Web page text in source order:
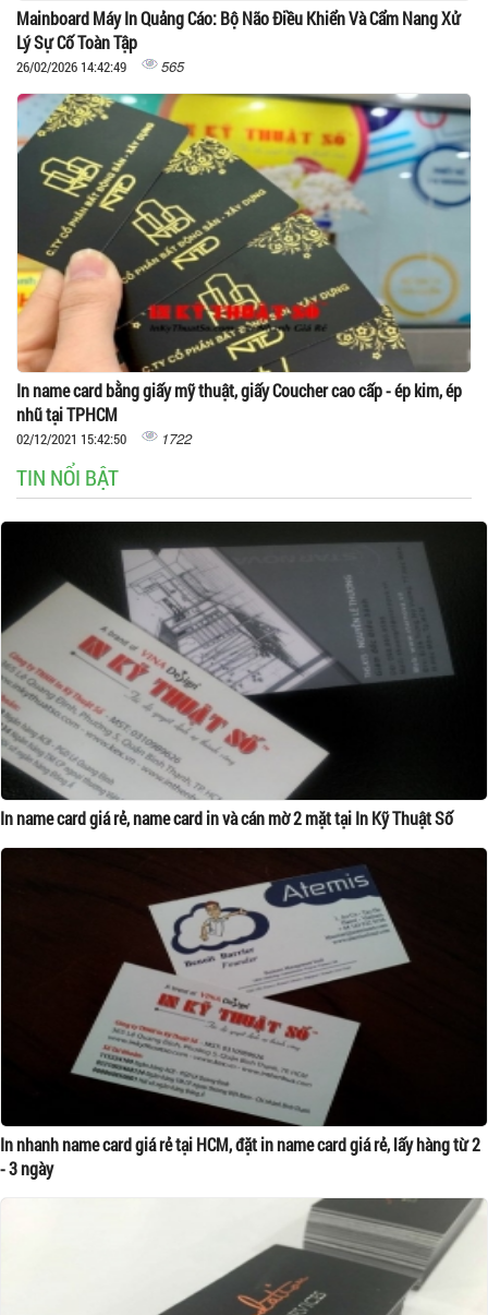
Mainboard Máy In Quảng Cáo: Bộ Não Điều Khiển Và Cẩm Nang Xử
Lý Sự Cố Toàn Tập
26/02/2026 14:42:49 565
In name card bằng giấy mỹ thuật, giấy Coucher cao cấp - ép kim, ép
nhũ tại TPHCM
02/12/2021 15:42:50 1722
TIN NỔI BẬT
In name card giá rẻ, name card in và cán mờ 2 mặt tại In Kỹ Thuật Số
In nhanh name card giá rẻ tại HCM, đặt in name card giá rẻ, lấy hàng từ 2
- 3 ngày